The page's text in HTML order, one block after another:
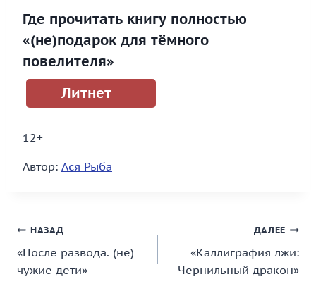
Где прочитать книгу полностью
«(не)подарок для тёмного
повелителя»
Литнет
12+
Автор: Ася Рыба
Навигация
по
записям
НАЗАД
«После развода. (не)
чужие дети»
ДАЛЕЕ
«Каллиграфия лжи:
Чернильный дракон»